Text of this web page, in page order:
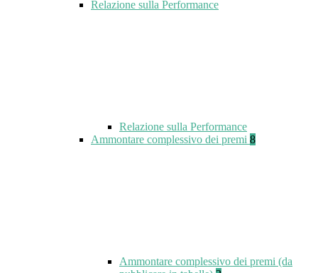
Relazione sulla Performance
Relazione sulla Performance
Ammontare complessivo dei premi 8
Ammontare complessivo dei premi (da